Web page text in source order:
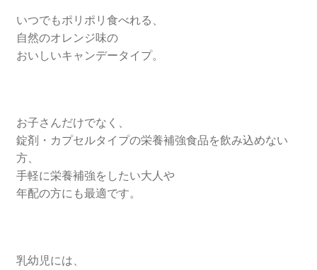
いつでもポリポリ食べれる、
自然のオレンジ味の
おいしいキャンデータイプ。
お子さんだけでなく、
錠剤・カプセルタイプの栄養補強食品を飲み込めない
方、
手軽に栄養補強をしたい大人や
年配の方にも最適です。
乳幼児には、